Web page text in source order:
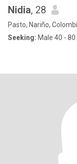
Nidia, 28
Pasto, Nariño,
Seeking: Male 40 - 80